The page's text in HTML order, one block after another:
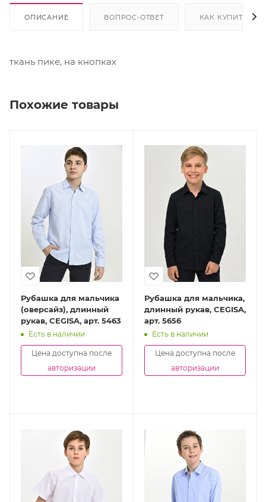
ОПИСАНИЕ ВОПРОС-ОТВЕТ КАК КУПИТЬ
ткань пике, на кнопках
Похожие товары
Рубашка для мальчика
(оверсайз), длинный
рукав, CEGISA, арт. 5463
Есть в наличии
Цена доступна после
авторизации
Рубашка для мальчика,
длинный рукав, CEGISA,
арт. 5656
Есть в наличии
Цена доступна после
авторизации